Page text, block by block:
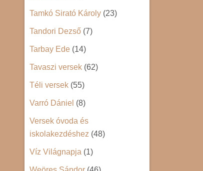
Tamkó Sirató Károly (23)
Tandori Dezső (7)
Tarbay Ede (14)
Tavaszi versek (62)
Téli versek (55)
Varró Dániel (8)
Versek óvoda és
iskolakezdéshez (48)
Víz Világnapja (1)